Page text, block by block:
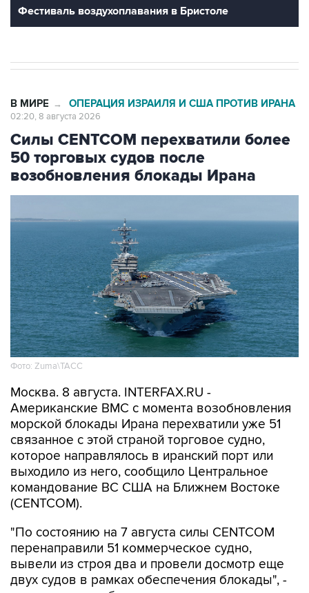
Фестиваль воздухоплавания в Бристоле
В МИРЕ → ОПЕРАЦИЯ ИЗРАИЛЯ И США ПРОТИВ ИРАНА
02:20, 8 августа 2026
Силы CENTCOM перехватили более
50 торговых судов после
возобновления блокады Ирана
Фото: Zuma\ТАСС
Москва. 8 августа. INTERFAX.RU -
Американские ВМС с момента возобновления
морской блокады Ирана перехватили уже 51
связанное с этой страной торговое судно,
которое направлялось в иранский порт или
выходило из него, сообщило Центральное
командование ВС США на Ближнем Востоке
(CENTCOM).
"По состоянию на 7 августа силы CENTCOM
перенаправили 51 коммерческое судно,
вывели из строя два и провели досмотр еще
двух судов в рамках обеспечения блокады", -